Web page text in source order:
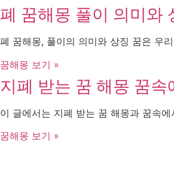
폐 꿈해몽 풀이 의미와
폐 꿈해몽, 풀이의 의미와 상징 꿈은 우
꿈해몽 보기 »
지폐 받는 꿈 해몽 꿈
이 글에서는 지폐 받는 꿈 해몽과 꿈속
꿈해몽 보기 »